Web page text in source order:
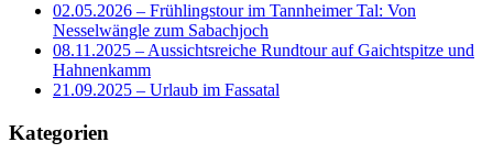
02.05.2026 – Frühlingstour im Tannheimer Tal: Von
Nesselwängle zum Sabachjoch
08.11.2025 – Aussichtsreiche Rundtour auf Gaichtspitze und
Hahnenkamm
21.09.2025 – Urlaub im Fassatal
Kategorien